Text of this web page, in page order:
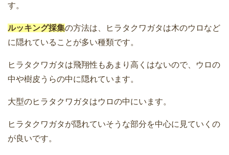
す。
ルッキング採集の方法は、ヒラタクワガタは木のウロなど
に隠れていることが多い種類です。
ヒラタクワガタは飛翔性もあまり高くはないので、ウロの
中や樹皮うらの中に隠れています。
大型のヒラタクワガタはウロの中にいます。
ヒラタクワガタが隠れていそうな部分を中心に見ていくの
が良いです。